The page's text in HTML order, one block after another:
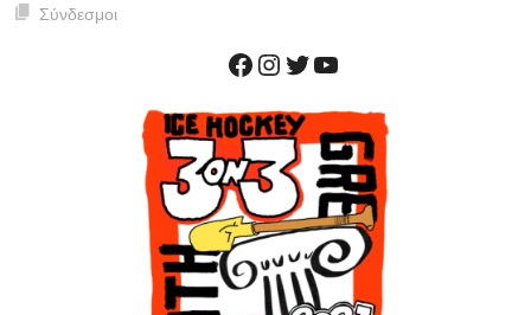
Σύνδεσμοι
Facebook
Instagram
Twitter
YouTube